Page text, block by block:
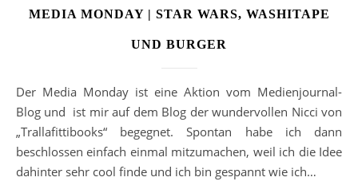
MEDIA MONDAY | STAR WARS, WASHITAPE
UND BURGER
Der Media Monday ist eine Aktion vom Medienjournal-
Blog und ist mir auf dem Blog der wundervollen Nicci von
„Trallafittibooks“ begegnet. Spontan habe ich dann
beschlossen einfach einmal mitzumachen, weil ich die Idee
dahinter sehr cool finde und ich bin gespannt wie ich…